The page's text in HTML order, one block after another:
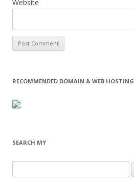
Website
RECOMMENDED DOMAIN & WEB HOSTING
SEARCH MY
for: